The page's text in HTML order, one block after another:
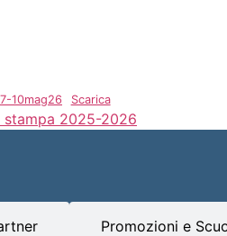
10mag26 Scarica
stampa 2025-2026
Promozioni e